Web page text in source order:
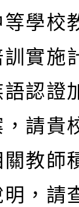
學校
訓實施
認證
請貴
教師
，請